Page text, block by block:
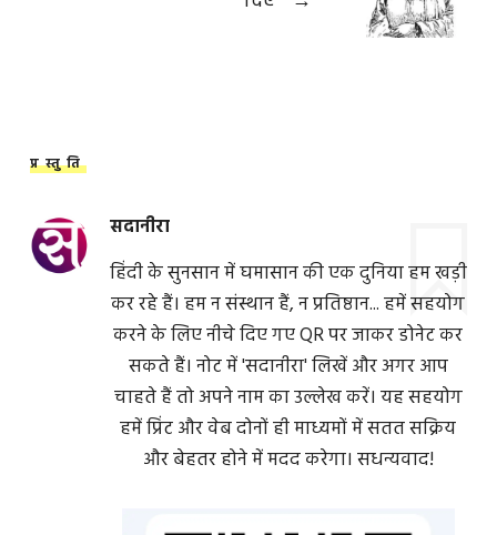
प्रस्तुति
सदानीरा
हिंदी के सुनसान में घमासान की एक दुनिया हम खड़ी
कर रहे हैं। हम न संस्थान हैं, न प्रतिष्ठान... हमें सहयोग
करने के लिए नीचे दिए गए QR पर जाकर डोनेट कर
सकते हैं। नोट में 'सदानीरा' लिखें और अगर आप
चाहते हैं तो अपने नाम का उल्लेख करें। यह सहयोग
हमें प्रिंट और वेब दोनों ही माध्यमों में सतत सक्रिय
और बेहतर होने में मदद करेगा। सधन्यवाद!